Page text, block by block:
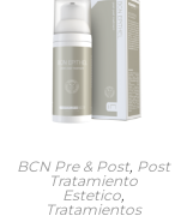
BCN Pre & Post, Post
Tratamiento
Estetico,
Tratamientos